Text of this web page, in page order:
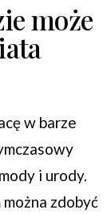
może
w barze
i urody.
zdobyć